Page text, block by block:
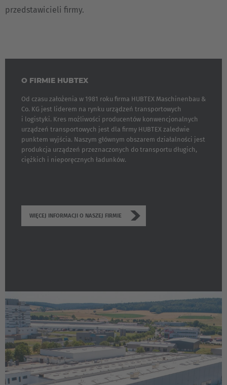
przedstawicieli firmy.
O FIRMIE HUBTEX
Od czasu założenia w 1981 roku firma HUBTEX Maschinenbau &
Co. KG jest liderem na rynku urządzeń transportowych
i logistyki. Kres możliwości producentów konwencjonalnych
urządzeń transportowych jest dla firmy HUBTEX zaledwie
punktem wyjścia. Naszym głównym obszarem działalności jest
produkcja urządzeń przeznaczonych do transportu długich,
ciężkich i nieporęcznych ładunków.
WIĘCEJ INFORMACJI O NASZEJ FIRMIE